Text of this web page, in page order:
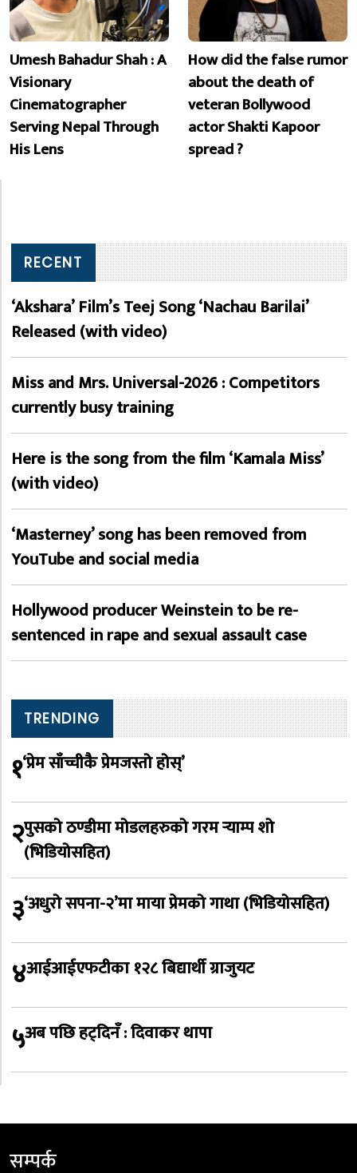
Umesh Bahadur Shah : A
Visionary
Cinematographer
Serving Nepal Through
His Lens
How did the false rumor
about the death of
veteran Bollywood
actor Shakti Kapoor
spread ?
RECENT
‘Akshara’ Film’s Teej Song ‘Nachau Barilai’
Released (with video)
Miss and Mrs. Universal-2026 : Competitors
currently busy training
Here is the song from the film ‘Kamala Miss’
(with video)
‘Masterney’ song has been removed from
YouTube and social media
Hollywood producer Weinstein to be re-
sentenced in rape and sexual assault case
TRENDING
१‘प्रेम साँच्चीकै प्रेमजस्तो होस्’
२पुसको ठण्डीमा मोडलहरुको गरम र्‍याम्प शो
(भिडियोसहित)
३‘अधुरो सपना-२’मा माया प्रेमको गाथा (भिडियोसहित)
४आईआईएफटीका १२८ बिद्यार्थी ग्राजुयट
५अब पछि हट्दिनँ : दिवाकर थापा
सम्पर्क